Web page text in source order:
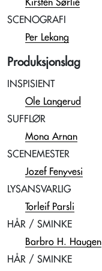
Kirsten Sørlie
SCENOGRAFI
Per Lekang
Produksjonslag
INSPISIENT
Ole Langerud
SUFFLØR
Mona Arnan
SCENEMESTER
Jozef Fenyvesi
LYSANSVARLIG
Torleif Parsli
HÅR / SMINKE
Barbro H. Haugen
HÅR / SMINKE